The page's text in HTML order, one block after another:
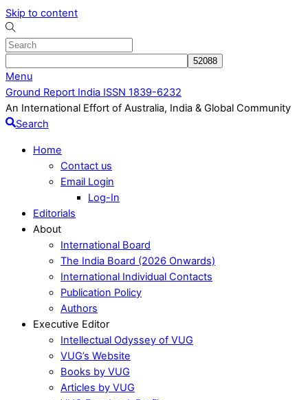
Skip to content
Menu
Ground Report India ISSN 1839-6232
An International Effort of Australia, India & Global Community
Search
Home
Contact us
Email Login
Log-In
Editorials
About
International Board
The India Board (2026 Onwards)
International Individual Contacts
Publication Policy
Authors
Executive Editor
Intellectual Odyssey of VUG
VUG’s Website
Books by VUG
Articles by VUG